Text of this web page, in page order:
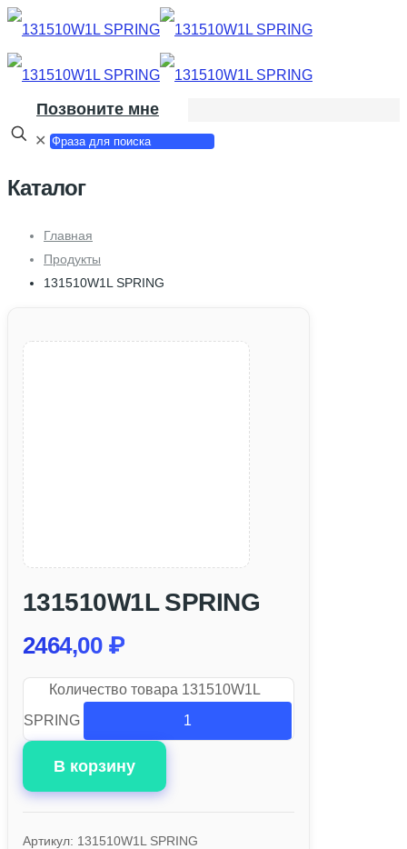
Позвоните мне
✕
Каталог
Главная
Продукты
131510W1L SPRING
131510W1L SPRING
2464,00 ₽
Количество товара 131510W1L
SPRING
В корзину
Артикул: 131510W1L SPRING